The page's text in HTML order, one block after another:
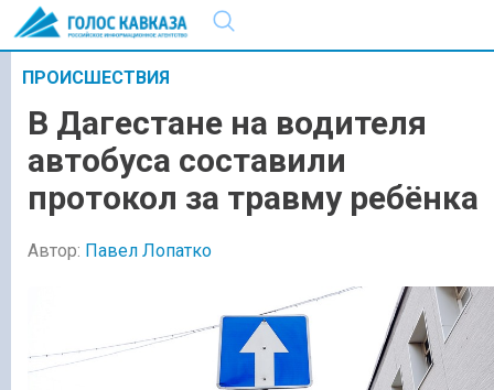
ПРОИСШЕСТВИЯ
В Дагестане на водителя
автобуса составили
протокол за травму ребёнка
Автор: Павел Лопатко